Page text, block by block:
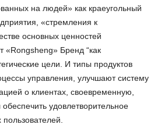
на людей» как краеугольный
«стремления к
основных ценностей
«Rongsheng» Бренд “как
цели. И типы продуктов
управления, улучшают систему
о клиентах, своевременную,
удовлетворительное